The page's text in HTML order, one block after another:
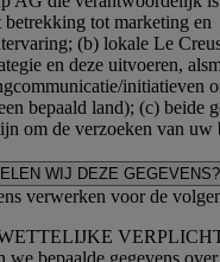
betrekking tot marketing en
(b) lokale Le
en deze uitvoeren,
initiatieven
bepaald land); (c) beide
om de verzoeken van uw
WIJ DEZE GEGEVENS?
verwerken voor de
we bepaalde gegevens